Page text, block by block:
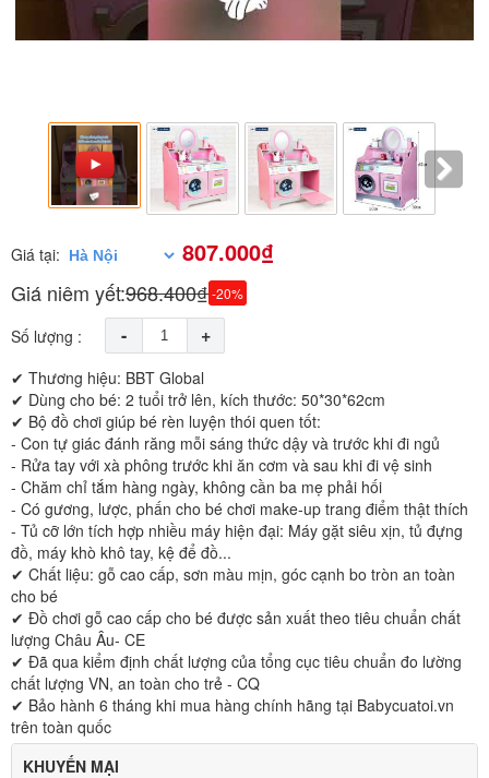
Giá tại: 807.000₫
Giá niêm yết:968.400₫-20%
Số lượng : - +
✔ Thương hiệu: BBT Global
✔ Dùng cho bé: 2 tuổi trở lên, kích thước: 50*30*62cm
✔ Bộ đồ chơi giúp bé rèn luyện thói quen tốt:
- Con tự giác đánh răng mỗi sáng thức dậy và trước khi đi ngủ
- Rửa tay với xà phông trước khi ăn cơm và sau khi đi vệ sinh
- Chăm chỉ tắm hàng ngày, không cần ba mẹ phải hối
- Có gương, lược, phấn cho bé chơi make-up trang điểm thật thích
- Tủ cỡ lớn tích hợp nhiều máy hiện đại: Máy gặt siêu xịn, tủ đựng
đồ, máy khò khô tay, kệ để đồ...
✔ Chất liệu: gỗ cao cấp, sơn màu mịn, góc cạnh bo tròn an toàn
cho bé
✔ Đồ chơi gỗ cao cấp cho bé được sản xuất theo tiêu chuẩn chất
lượng Châu Âu- CE
✔ Đã qua kiểm định chất lượng của tổng cục tiêu chuẩn đo lường
chất lượng VN, an toàn cho trẻ - CQ
✔ Bảo hành 6 tháng khi mua hàng chính hãng tại Babycuatoi.vn
trên toàn quốc
KHUYẾN MẠI